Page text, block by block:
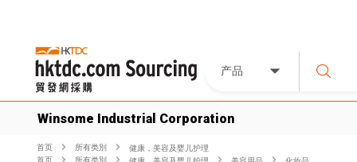
产品
Winsome Industrial Corporation
首页 所有类別
健康，美容及婴儿护理
首页
所有类別